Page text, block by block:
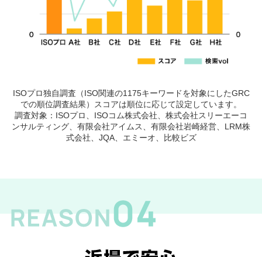
ISOプロ独自調査（ISO関連の1175キーワードを対象にしたGRC
での順位調査結果）スコアは順位に応じて設定しています。
調査対象：ISOプロ、ISOコム株式会社、株式会社スリーエーコ
ンサルティング、有限会社アイムス、有限会社岩崎経営、LRM株
式会社、JQA、エミーオ、比較ビズ